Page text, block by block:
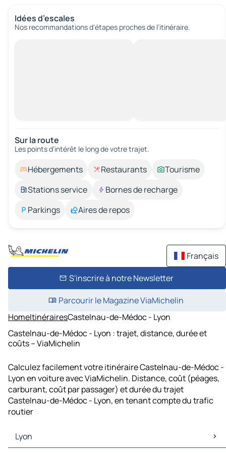
Idées d’escales
Nos recommandations d'étapes proches de l’itinéraire.
Sur la route
Les points d’intérêt le long de votre trajet.
Hébergements Restaurants
Tourisme
Stations service
Bornes de recharge
Parkings
Aires de repos
Français
S'inscrire à notre Newsletter
Parcourir le Magazine ViaMichelin
HomeItinérairesCastelnau-de-Médoc - Lyon
Castelnau-de-Médoc - Lyon : trajet, distance, durée et
coûts – ViaMichelin
Calculez facilement votre itinéraire Castelnau-de-Médoc -
Lyon en voiture avec ViaMichelin. Distance, coût (péages,
carburant, coût par passager) et durée du trajet
Castelnau-de-Médoc - Lyon, en tenant compte du trafic
routier
Lyon